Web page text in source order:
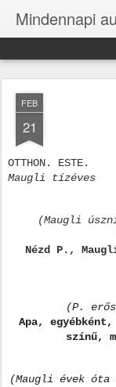
Mindennapi
FEB
21
OTTHON. ESTE.
Maugli tízéves
(Maugli
Nézd P.,
(P.
Apa,
színű,
(Maugli évek